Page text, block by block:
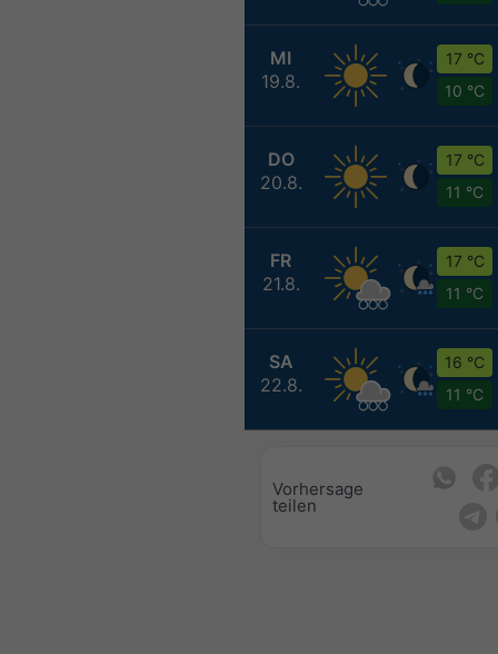
MI
19.8.
17 °C
10 °C
DO
20.8.
17 °C
11 °C
FR
21.8.
17 °C
11 °C
SA
22.8.
16 °C
11 °C
Vorhersage
teilen